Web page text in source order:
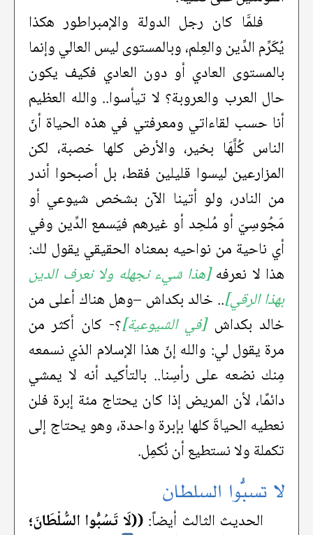
فلمَّا كان رجل الدولة والإمبراطور هكذا
يُكَرِّم الدِّين والعِلم، وبالمستوى ليس العالي وإنما
بالمستوى العادي أو دون العادي فكيف يكون
حال العرب والعروبة؟ لا تيأسوا.. والله العظيم
أنا حسب لقاءاتي ومعرفتي في هذه الحياة أنّ
الناس كُلَّهَا بخير، والأرض كلها خصبة، لكن
المزارعين ليسوا قليلين فقط، بل أصبحوا أندر
من النادر، ولو أتينا الآن بشخص شيوعي أو
مَجُوسِيّ أو مُلحِد أو غيرهم فيَسمع الدِّين وفي
أي ناحية من نواحيه بمعناه الحقيقي يقول لك:
هذا لا نعرفه[هذا شيء نجهله ولا نعرف الدين
بهذا الرقي].. خالد بكداش –وهل هناك أعلى من
خالد بكداش[في الشيوعية]؟- كان أكثر من
مرة يقول لي: والله إنّ هذا الإسلام الذي نسمعه
مِنك نضعه على رأسِنا.. بالتأكيد أنه لا يمشي
دائمًا، لأن المريض إذا كان يحتاج مئة إبرة فلن
نعطيه الحياةَ كلها بإبرة واحدة، وهو يحتاج إلى
تكملة ولا نستطيع أن نُكمِل.
لا تسبُّوا السلطان
الحديث الثالث أيضاً: ((لَا تَسُبُّوا السُّلْطَانَ؛